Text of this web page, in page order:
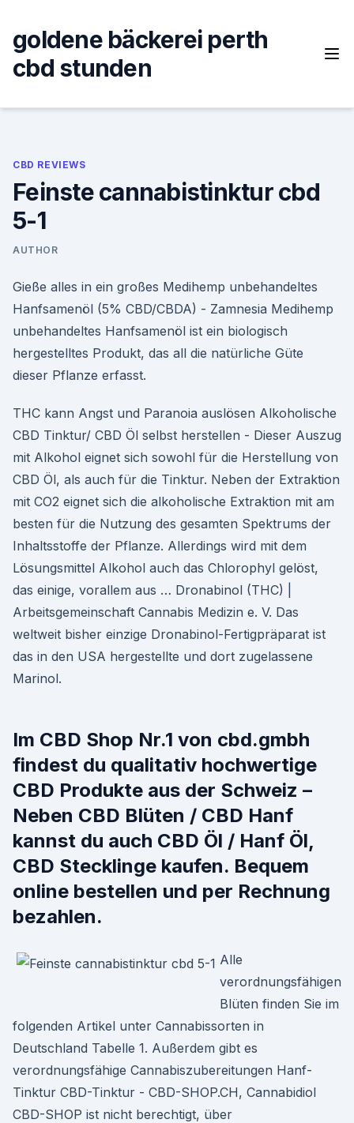
content
goldene bäckerei perth
cbd stunden
CBD REVIEWS
Feinste cannabistinktur cbd
5-1
AUTHOR
Gieße alles in ein großes Medihemp unbehandeltes
Hanfsamenöl (5% CBD/CBDA) - Zamnesia Medihemp
unbehandeltes Hanfsamenöl ist ein biologisch
hergestelltes Produkt, das all die natürliche Güte
dieser Pflanze erfasst.
THC kann Angst und Paranoia auslösen Alkoholische
CBD Tinktur/ CBD Öl selbst herstellen - Dieser Auszug
mit Alkohol eignet sich sowohl für die Herstellung von
CBD Öl, als auch für die Tinktur. Neben der Extraktion
mit CO2 eignet sich die alkoholische Extraktion mit am
besten für die Nutzung des gesamten Spektrums der
Inhaltsstoffe der Pflanze. Allerdings wird mit dem
Lösungsmittel Alkohol auch das Chlorophyl gelöst,
das einige, vorallem aus … Dronabinol (THC) |
Arbeitsgemeinschaft Cannabis Medizin e. V. Das
weltweit bisher einzige Dronabinol-Fertigpräparat ist
das in den USA hergestellte und dort zugelassene
Marinol.
Im CBD Shop Nr.1 von cbd.gmbh
findest du qualitativ hochwertige
CBD Produkte aus der Schweiz –
Neben CBD Blüten / CBD Hanf
kannst du auch CBD Öl / Hanf Öl,
CBD Stecklinge kaufen. Bequem
online bestellen und per Rechnung
bezahlen.
Alle
verordnungsfähigen
Blüten finden Sie im
folgenden Artikel unter Cannabissorten in
Deutschland Tabelle 1. Außerdem gibt es
verordnungsfähige Cannabiszubereitungen Hanf-
Tinktur CBD-Tinktur - CBD-SHOP.CH, Cannabidiol
CBD-SHOP ist nicht berechtigt, über